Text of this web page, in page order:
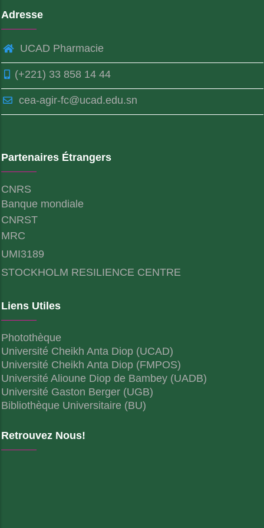
Adresse
UCAD Pharmacie
(+221) 33 858 14 44
cea-agir-fc@ucad.edu.sn
Partenaires Étrangers
CNRS
Banque mondiale
CNRST
MRC
UMI3189
STOCKHOLM RESILIENCE CENTRE
Liens Utiles
Photothèque
Université Cheikh Anta Diop (UCAD)
Université Cheikh Anta Diop (FMPOS)
Université Alioune Diop de Bambey (UADB)
Université Gaston Berger (UGB)
Bibliothèque Universitaire (BU)
Retrouvez Nous!